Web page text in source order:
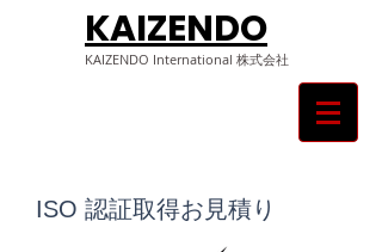
KAIZENDO
KAIZENDO ​International 株式会社
ISO 認証取得お見積り